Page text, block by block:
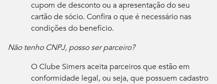
cupom de desconto ou a apresentação do seu
cartão de sócio. Confira o que é necessário nas
condições do benefício.
Não tenho CNPJ, posso ser parceiro?
O Clube Simers aceita parceiros que estão em
conformidade legal, ou seja, que possuem cadastro